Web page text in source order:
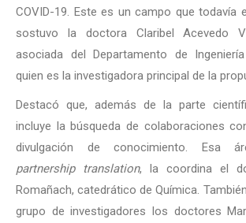
COVID-19. Este es un campo que todavía
sostuvo la doctora Claribel Acevedo
asociada del Departamento de
quien es la investigadora principal de la
Destacó que, además de la parte
incluye la búsqueda de colaboraciones
divulgación de conocimiento. Esa
partnership translation, la coordina el
Romañach, catedrático de Química. T
grupo de investigadores los doctores